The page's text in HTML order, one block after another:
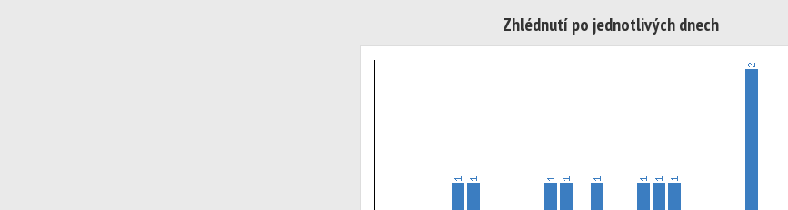
Zhlédnutí po jednotlivých dnech